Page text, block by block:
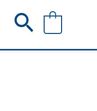
Buscar